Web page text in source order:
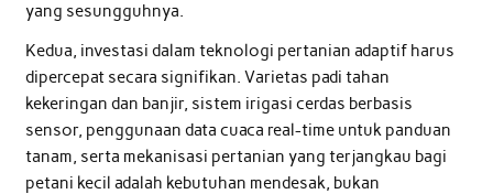
yang sesungguhnya.
Kedua, investasi dalam teknologi pertanian adaptif harus
dipercepat secara signifikan. Varietas padi tahan
kekeringan dan banjir, sistem irigasi cerdas berbasis
sensor, penggunaan data cuaca real-time untuk panduan
tanam, serta mekanisasi pertanian yang terjangkau bagi
petani kecil adalah kebutuhan mendesak, bukan